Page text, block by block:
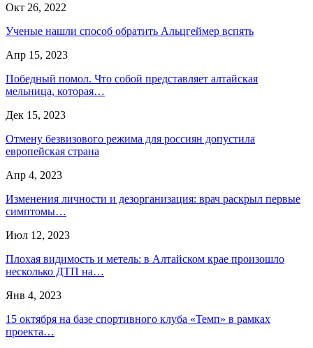
Окт 26, 2022
Ученые нашли способ обратить Альцгеймер вспять
Апр 15, 2023
Победный помол. Что собой представляет алтайская
мельница, которая…
Дек 15, 2023
Отмену безвизового режима для россиян допустила
европейская страна
Апр 4, 2023
Изменения личности и дезорганизация: врач раскрыл первые
симптомы…
Июл 12, 2023
Плохая видимость и метель: в Алтайском крае произошло
несколько ДТП на…
Янв 4, 2023
15 октября на базе спортивного клуба «Темп» в рамках
проекта…